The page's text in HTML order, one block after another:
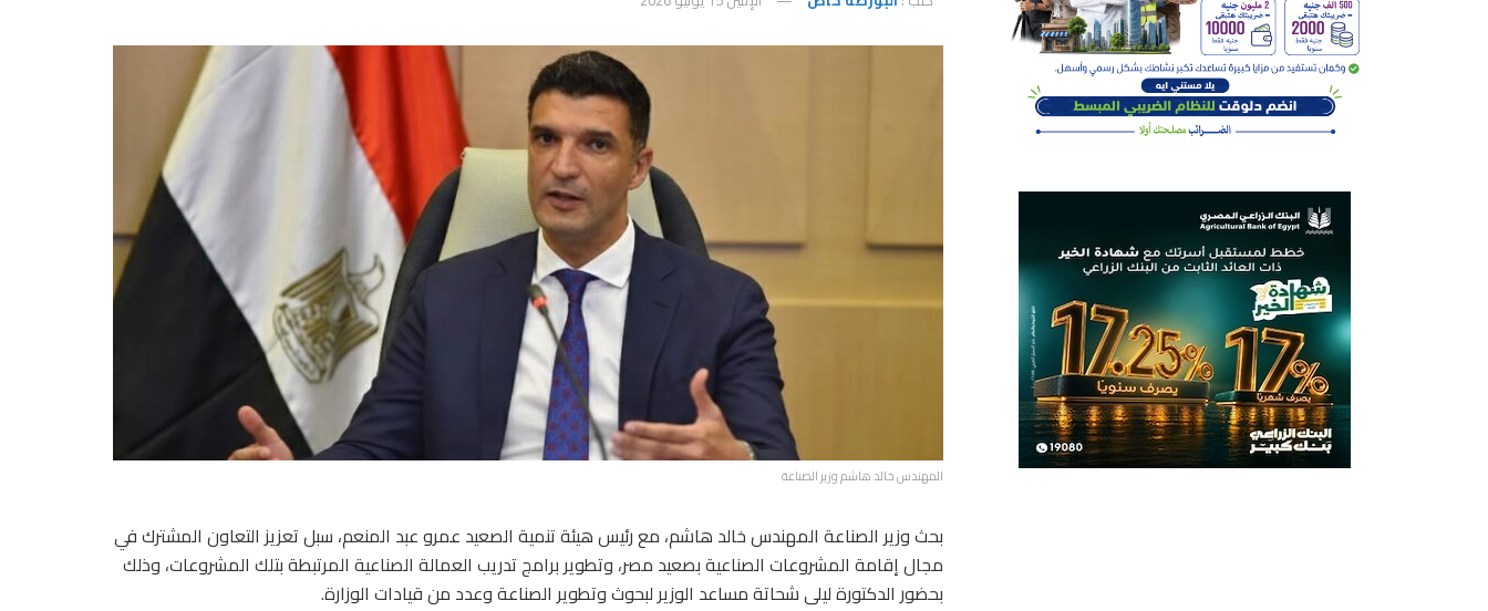
المهندس خالد هاشم وزير الصناعة
بحث وزير الصناعة المهندس خالد هاشم، مع رئيس هيئة تنمية الصعيد عمرو عبد المنعم، سبل تعزيز التعاون المشترك في
مجال إقامة المشروعات الصناعية بصعيد مصر، وتطوير برامج تدريب العمالة الصناعية المرتبطة بتلك المشروعات، وذلك
بحضور الدكتورة ليلى شحاتة مساعد الوزير لبحوث وتطوير الصناعة وعدد من قيادات الوزارة.